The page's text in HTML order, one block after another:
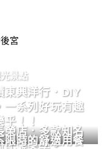
太厚-鵝娘的後宮
景點
東興洋行．DIY
一系列好玩有趣
！！
榮店．多款知名
配鏡美學。
限時的舒適用餐